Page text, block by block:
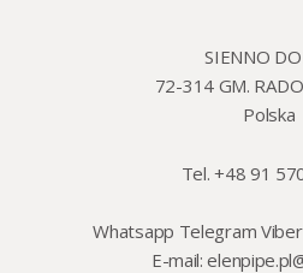
SIENNO
72-314 GM.
Polska
Tel. +48 91
Whatsapp Telegram
E-mail: